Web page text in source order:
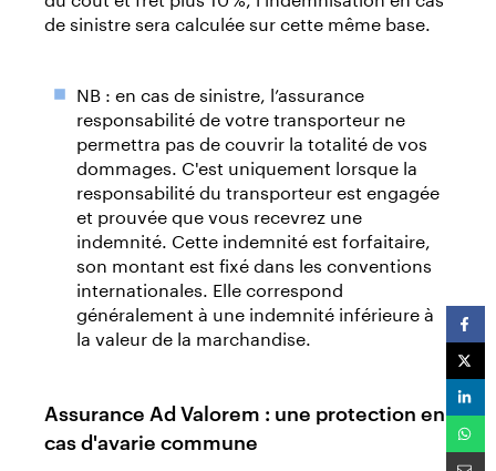
de sinistre sera calculée sur cette même base.
NB : en cas de sinistre, l’assurance
responsabilité de votre transporteur ne
permettra pas de couvrir la totalité de vos
dommages. C'est uniquement lorsque la
responsabilité du transporteur est engagée
et prouvée que vous recevrez une
indemnité. Cette indemnité est forfaitaire,
son montant est fixé dans les conventions
internationales. Elle correspond
généralement à une indemnité inférieure à
la valeur de la marchandise.
Assurance Ad Valorem : une protection en
cas d'avarie commune